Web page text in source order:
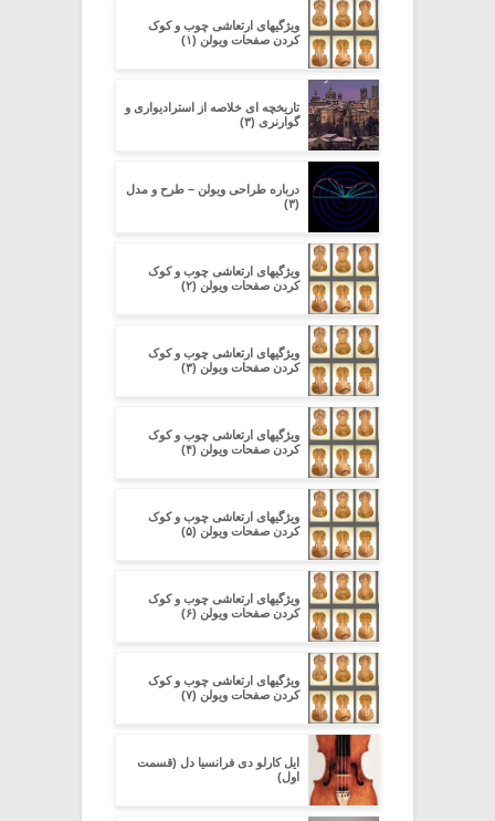
ویژگیهای ارتعاشی چوب و کوک
کردن صفحات ویولن (۱)
تاریخچه ای خلاصه از استرادیواری و
گوارنری (۳)
درباره طراحی ویولن – طرح و مدل
(۳)
ویژگیهای ارتعاشی چوب و کوک
کردن صفحات ویولن (۲)
ویژگیهای ارتعاشی چوب و کوک
کردن صفحات ویولن (۳)
ویژگیهای ارتعاشی چوب و کوک
کردن صفحات ویولن (۴)
ویژگیهای ارتعاشی چوب و کوک
کردن صفحات ویولن (۵)
ویژگیهای ارتعاشی چوب و کوک
کردن صفحات ویولن (۶)
ویژگیهای ارتعاشی چوب و کوک
کردن صفحات ویولن (۷)
ایل کارلو دی فرانسیا دل (قسمت
اول)